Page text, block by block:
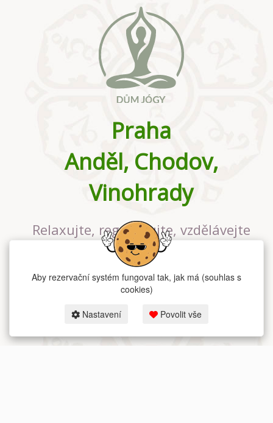
Praha
Anděl, Chodov,
Vinohrady
Relaxujte, regenerujte, vzdělávejte
se v největším jógovém studiu v
Praze
Aby rezervační systém fungoval tak, jak má (souhlas s
cookies)
Nastavení Povolit vše